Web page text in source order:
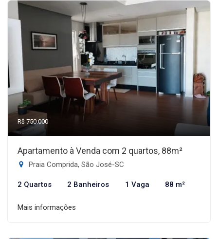
R$ 750.000
Apartamento à Venda com 2 quartos, 88m²
Praia Comprida, São José-SC
2 Quartos 2 Banheiros 1 Vaga 88 m²
Mais informações